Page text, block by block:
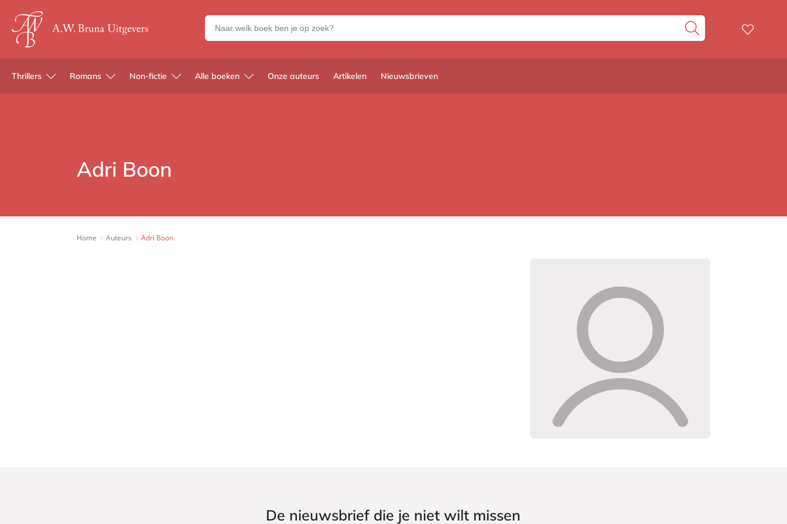
Zoeken
naar
en
uitgevers
Thrillers Romans Non-fictie Alle boeken Onze auteurs Artikelen Nieuwsbrieven
Adri Boon
Home Auteurs Adri Boon
De nieuwsbrief die je niet wilt missen